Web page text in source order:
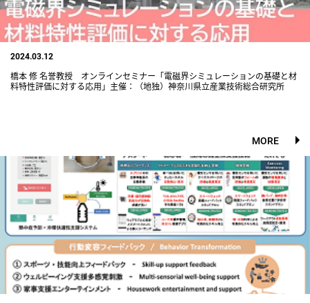
2024.03.12
橋本 修 名誉教授 オンラインセミナー「電磁界シミュレーションの基礎と材
料特性評価に対する応用」主催：（地独）神奈川県立産業技術総合研究所
MORE